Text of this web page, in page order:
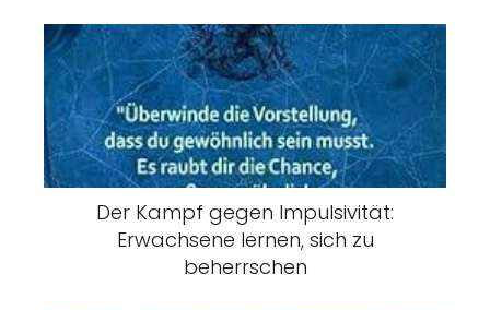
Der Kampf gegen Impulsivität:
Erwachsene lernen, sich zu
beherrschen